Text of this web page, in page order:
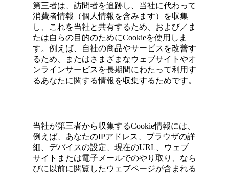
第三者は、訪問者を追跡し、当社に代わって
消費者情報（個人情報を含みます）を収集
し、これを当社と共有するため、および／ま
たは自らの目的のためにCookieを使用しま
す。例えば、自社の商品やサービスを改善す
るため、またはさまざまなウェブサイトやオ
ンラインサービスを長期間にわたって利用す
るあなたに関する情報を収集するためです。
当社が第三者から収集するCookie情報には、
例えば、あなたのIPアドレス、ブラウザの詳
細、デバイスの設定、現在のURL、ウェブ
サイトまたは電子メールでのやり取り、なら
びに以前に閲覧したウェブページが含まれる